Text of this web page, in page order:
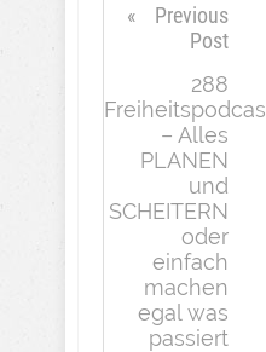
Previous
Post
288
– Alles
PLANEN
und
SCHEITERN
oder
einfach
machen
egal was
passiert